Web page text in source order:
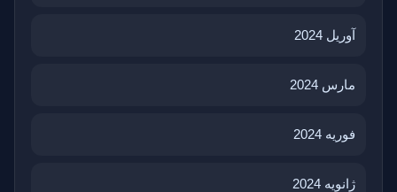
آوریل 2024
مارس 2024
فوریه 2024
ژانویه 2024